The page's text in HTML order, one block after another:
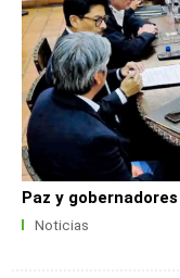
Paz y
Noticias